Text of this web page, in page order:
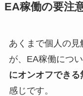
EA稼働の要注
あくまで個人の
が、EA稼働につ
にオンオフできる
感じです。